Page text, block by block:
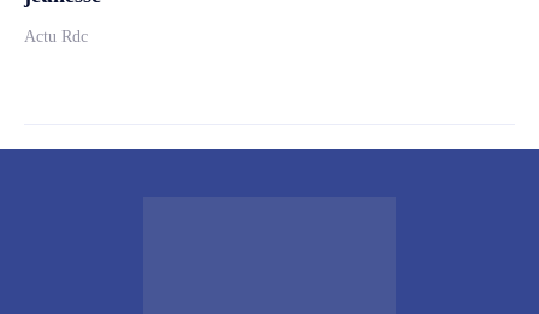
Actu Rdc